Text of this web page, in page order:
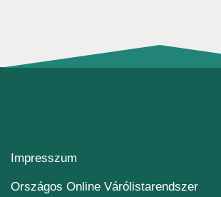
Impresszum
Országos Online Várólistarendszer(új